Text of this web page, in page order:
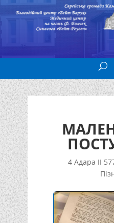
4 Адара II